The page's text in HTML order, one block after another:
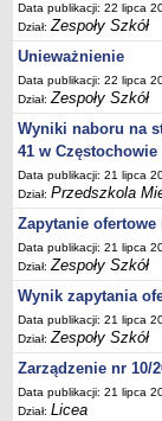
Data publikacji: 22 lipca
Dział:Zespoły Szkół
Unieważnienie
Data publikacji: 22 lipca
Dział:Zespoły Szkół
Wyniki naboru na
41 w Częstochowie
Data publikacji: 21 lipca
Dział:Przedszkola
Zapytanie ofertowe
Data publikacji: 21 lipca
Dział:Zespoły Szkół
Wynik zapytania
Data publikacji: 21 lipca
Dział:Zespoły Szkół
Zarządzenie nr 10/
Data publikacji: 21 lipca
Dział:Licea